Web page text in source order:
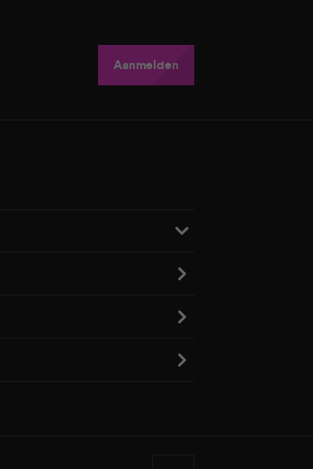
Aanmelden